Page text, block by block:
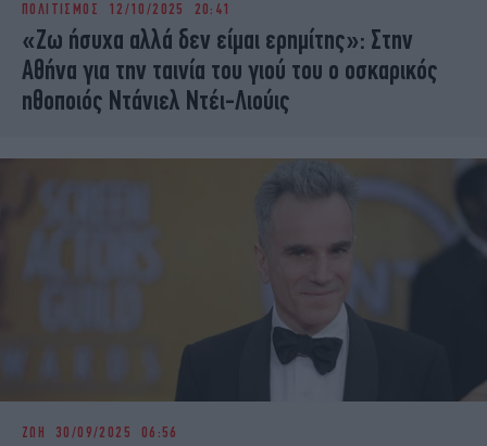
iBOOKS
OSCARS
THE OCEAN
MEDIA
ELAMEFORA
ΠΟΛΙΤΙΣΜΟΣ 12/10/2025 20:41
«Ζω ήσυχα αλλά δεν είμαι ερημίτης»: Στην
Αθήνα για την ταινία του γιού του ο οσκαρικός
ηθοποιός Ντάνιελ Ντέι-Λιούις
ΖΩΗ 30/09/2025 06:56